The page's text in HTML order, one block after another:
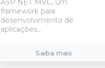
ASP.NET MVC, um
framework para
desenvolvimento de
aplicações...
Saiba mais